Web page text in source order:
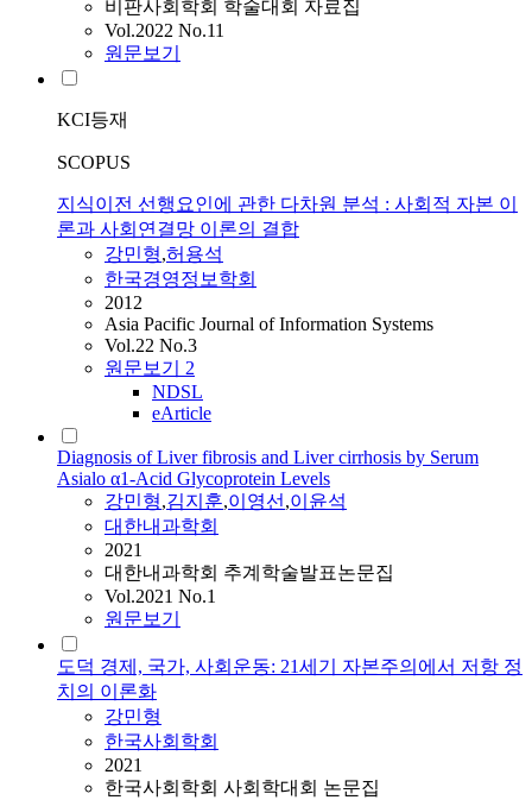
비판사회학회 학술대회 자료집
Vol.2022 No.11
원문보기
KCI등재
SCOPUS
지식이전 선행요인에 관한 다차원 분석 : 사회적 자본 이
론과 사회연결망 이론의 결합
강민형,허용석
한국경영정보학회
2012
Asia Pacific Journal of Information Systems
Vol.22 No.3
원문보기 2
NDSL
eArticle
Diagnosis of Liver fibrosis and Liver cirrhosis by Serum
Asialo α1-Acid Glycoprotein Levels
강민형,김지훈,이영선,이윤석
대한내과학회
2021
대한내과학회 추계학술발표논문집
Vol.2021 No.1
원문보기
도덕 경제, 국가, 사회운동: 21세기 자본주의에서 저항 정
치의 이론화
강민형
한국사회학회
2021
한국사회학회 사회학대회 논문집